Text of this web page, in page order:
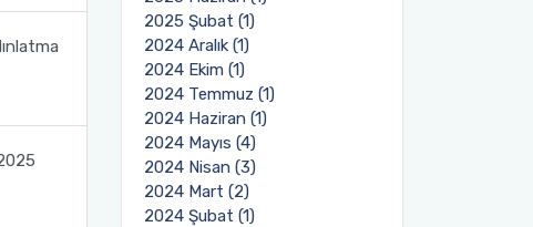
2025 Şubat (1)
2024 Aralık (1)
2024 Ekim (1)
2024 Temmuz (1)
2024 Haziran (1)
2024 Mayıs (4)
2024 Nisan (3)
2024 Mart (2)
2024 Şubat (1)